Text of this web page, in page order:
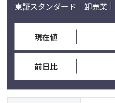
東証スタンダード 卸売業
現在値
前日比